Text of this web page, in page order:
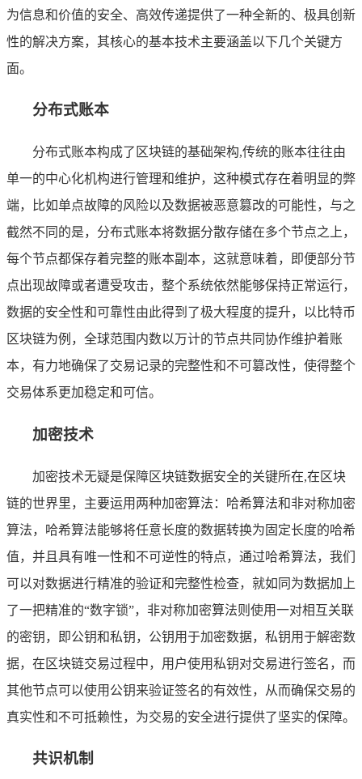
为信息和价值的安全、高效传递提供了一种全新的、极具创新
性的解决方案，其核心的基本技术主要涵盖以下几个关键方
面。
分布式账本
分布式账本构成了区块链的基础架构,传统的账本往往由
单一的中心化机构进行管理和维护，这种模式存在着明显的弊
端，比如单点故障的风险以及数据被恶意篡改的可能性，与之
截然不同的是，分布式账本将数据分散存储在多个节点之上，
每个节点都保存着完整的账本副本，这就意味着，即便部分节
点出现故障或者遭受攻击，整个系统依然能够保持正常运行，
数据的安全性和可靠性由此得到了极大程度的提升，以比特币
区块链为例，全球范围内数以万计的节点共同协作维护着账
本，有力地确保了交易记录的完整性和不可篡改性，使得整个
交易体系更加稳定和可信。
加密技术
加密技术无疑是保障区块链数据安全的关键所在,在区块
链的世界里，主要运用两种加密算法：哈希算法和非对称加密
算法，哈希算法能够将任意长度的数据转换为固定长度的哈希
值，并且具有唯一性和不可逆性的特点，通过哈希算法，我们
可以对数据进行精准的验证和完整性检查，就如同为数据加上
了一把精准的“数字锁”，非对称加密算法则使用一对相互关联
的密钥，即公钥和私钥，公钥用于加密数据，私钥用于解密数
据，在区块链交易过程中，用户使用私钥对交易进行签名，而
其他节点可以使用公钥来验证签名的有效性，从而确保交易的
真实性和不可抵赖性，为交易的安全进行提供了坚实的保障。
共识机制